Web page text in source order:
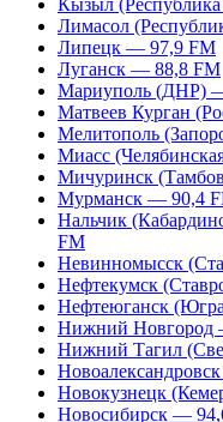
Кызыл
Лимасол
Липецк — 97,9 FM
Луганск — 88,8 FM
Мариуполь (ДНР)
Матвеев Курган
Мелитополь
Миасс
Мичуринск
Мурманск — 90,4
Нальчик
FM
Невинномысск
Нефтекумск
Нефтеюганск
Нижний Новгород
Нижний Тагил
Новокузнецк
Новосибирск —